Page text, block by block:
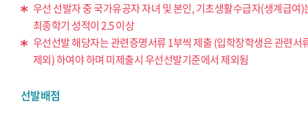
우선 선발자 중 국가유공자 자녀 및 본인, 기초생활수급자(생계급여)
최종학기 성적이 2.5 이상
우선선발 해당자는 관련증명서류 1부씩 제출 (입학장학생은 관련서
제외) 하여야 하며 미제출시 우선선발기준에서 제외됨
선발배점